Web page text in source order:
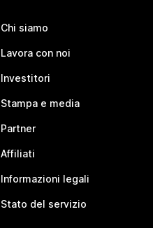
Chi siamo
Lavora con noi
Investitori
Stampa e media
Partner
Affiliati
Informazioni legali
Stato del servizio